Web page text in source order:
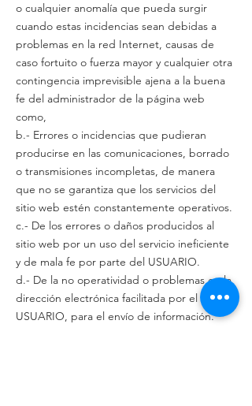
o cualquier anomalía que pueda surgir
cuando estas incidencias sean debidas a
problemas en la red Internet, causas de
caso fortuito o fuerza mayor y cualquier otra
contingencia imprevisible ajena a la buena
fe del administrador de la página web
como,
b.- Errores o incidencias que pudieran
producirse en las comunicaciones, borrado
o transmisiones incompletas, de manera
que no se garantiza que los servicios del
sitio web estén constantemente operativos.
c.- De los errores o daños producidos al
sitio web por un uso del servicio ineficiente
y de mala fe por parte del USUARIO.
d.- De la no operatividad o problemas en la
dirección electrónica facilitada por el
USUARIO, para el envío de información.